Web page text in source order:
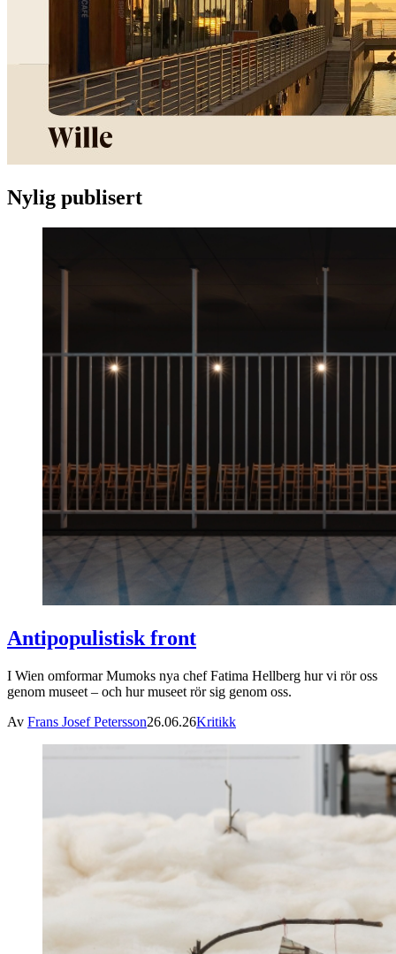
Nylig publisert
Antipopulistisk front
I Wien omformar Mumoks nya chef Fatima Hellberg hur vi rör oss
genom museet – och hur museet rör sig genom oss.
Av Frans Josef Petersson26.06.26Kritikk